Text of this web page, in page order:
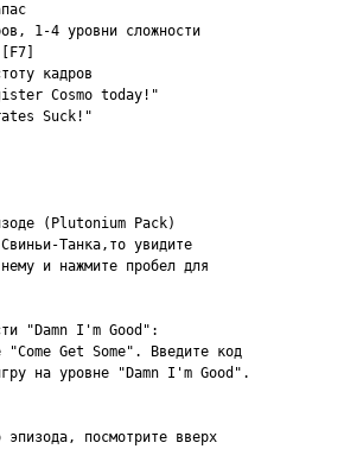
1-4 уровни сложности
кадров
Cosmo today!"
Suck!"
(Plutonium Pack)
Танка,то увидите
и нажмите пробел для
"Damn I'm Good":
"Come Get Some". Введите код
на уровне "Damn I'm Good".
эпизода, посмотрите вверх